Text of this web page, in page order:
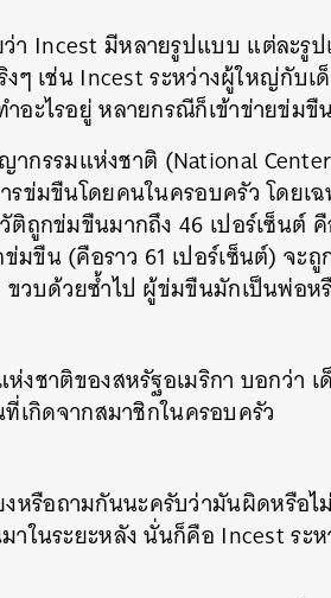
า Incest มีหลายรูปแบบ แต่ละ
งๆ เช่น Incest ระหว่างผู้ใหญ่กับ
ำอะไรอยู่ หลายกรณีก็เข้าข่ายข่มขื
ากรรมแห่งชาติ (National
รข่มขืนโดยคนในครอบครัว โดย
ถูกข่มขืนมากถึง 46 เปอร์เซ็นต์
ขืน (คือราว 61 เปอร์เซ็นต์) จะ
ขวบด้วยซ้ำไป ผู้ข่มขืนมักเป็นพ่อห
งชาติของสหรัฐอเมริกา บอกว่า
เกิดจากสมาชิกในครอบครัว
หรือถามกันนะครับว่ามันผิดหรือ
าในระยะหลัง นั่นก็คือ Incest ร
SHARE TWEET LINE